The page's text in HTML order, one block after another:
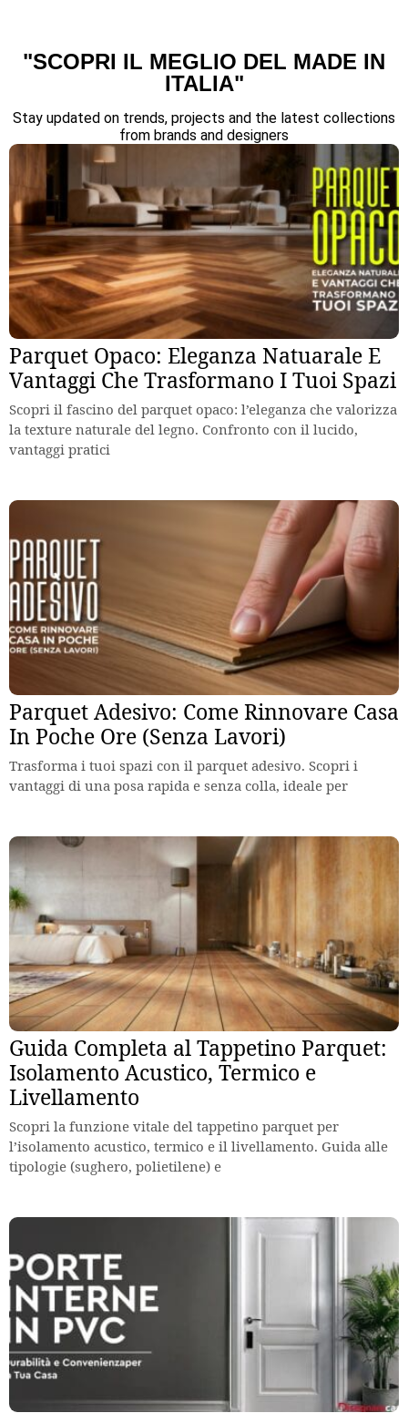
"SCOPRI IL MEGLIO DEL MADE IN
ITALIA"
Stay updated on trends, projects and the latest collections
from brands and designers
Parquet Opaco: Eleganza Natuarale E
Vantaggi Che Trasformano I Tuoi Spazi
Scopri il fascino del parquet opaco: l’eleganza che valorizza
la texture naturale del legno. Confronto con il lucido,
vantaggi pratici
Parquet Adesivo: Come Rinnovare Casa
In Poche Ore (Senza Lavori)
Trasforma i tuoi spazi con il parquet adesivo. Scopri i
vantaggi di una posa rapida e senza colla, ideale per
Guida Completa al Tappetino Parquet:
Isolamento Acustico, Termico e
Livellamento
Scopri la funzione vitale del tappetino parquet per
l’isolamento acustico, termico e il livellamento. Guida alle
tipologie (sughero, polietilene) e